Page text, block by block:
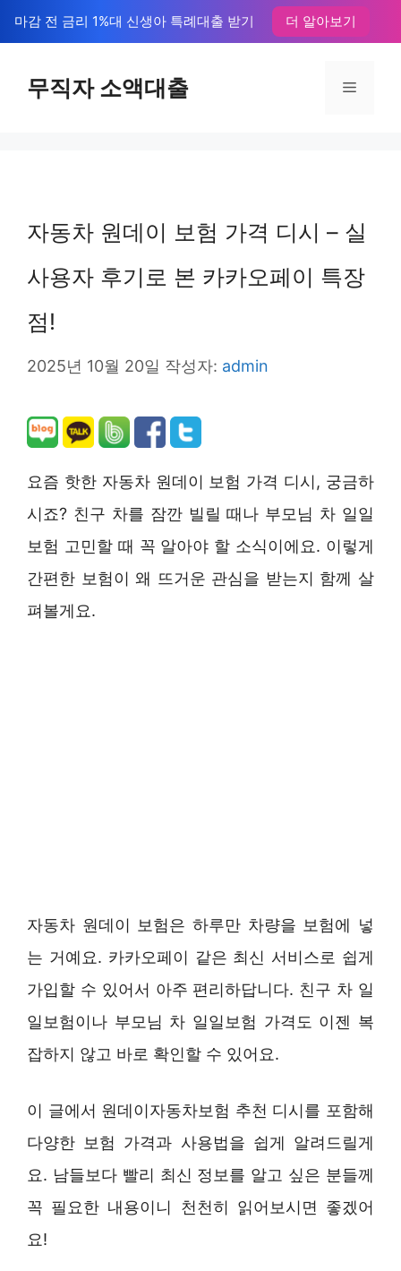
텐
마감 전 금리 1%대 신생아 특례대출 받기 더 알아보기
무직자 소액대출 메
자동차 원데이 보험 가격 디시 – 실
사용자 후기로 본 카카오페이 특장
점!
2025년 10월 20일 작성자: admin
요즘 핫한 자동차 원데이 보험 가격 디시, 궁금하
시죠? 친구 차를 잠깐 빌릴 때나 부모님 차 일일
보험 고민할 때 꼭 알아야 할 소식이에요. 이렇게
간편한 보험이 왜 뜨거운 관심을 받는지 함께 살
펴볼게요.
자동차 원데이 보험은 하루만 차량을 보험에 넣
는 거예요. 카카오페이 같은 최신 서비스로 쉽게
가입할 수 있어서 아주 편리하답니다. 친구 차 일
일보험이나 부모님 차 일일보험 가격도 이젠 복
잡하지 않고 바로 확인할 수 있어요.
이 글에서 원데이자동차보험 추천 디시를 포함해
다양한 보험 가격과 사용법을 쉽게 알려드릴게
요. 남들보다 빨리 최신 정보를 알고 싶은 분들께
꼭 필요한 내용이니 천천히 읽어보시면 좋겠어
요!